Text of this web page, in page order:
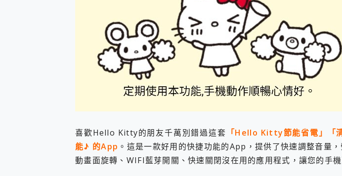
好用的 EaseUS Partition Master 讓您輕鬆的移除與格式化有
一鍵修復模糊影片、舊照的 AI 好幫手! VideoProc Converter
小朋友才做選擇 投影機 RGB藍牙音響 氛圍情境燈 我通通都
式生活新體驗
外型超吸晴~ 給您絕佳操控體驗 GravaStar Mercury K1 系列
開箱~變身「蜘蛛人」椅子軍師！MSI MPG 491CQP QD-
iPhone 17 系列 有認證的防護來囉！ imos 首家導入 UL
DJI Osmo Pocket 3 爽爽帶回家 歡慶 EaseUS 21 週年到來
小巧好吸不擋鏡頭 有Qi2認證的 ONPRO MagReact MXs2
百倍變焦實測~ vivo X200 Pro 與 S25 Ultra 誰能滿足全場景拍
超好用的 PLAUD NotePin AI 智慧錄音膠囊~ 您的AI 秘書已
COMPUTEX 2025 來囉！AGI亞奇雷 AI・Gaming・創作儲存
自帶線的 有線無線都能充 ONPRO MagReact M5 10000mAh
飛利浦 JS7310 ⚡【電急便｜行動儲能救車電源】 可靠的旅
喜歡Hello Kitty的朋友千萬別錯過這套 「Hello Kitty節能省電」「
能♪ 的App 。這是一款好用的快捷功能的App，提供了快速調整音量
動畫面旋轉、WIFI藍芽開關、快速關閉沒在用的應用程式，讓您的手